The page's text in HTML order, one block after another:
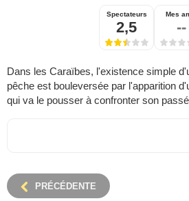
Spectateurs
2,5
Mes
--
Dans les Caraïbes, l'existence simple
pêche est bouleversée par l'apparition
qui va le pousser à confronter son
PRÉCÉDENTE